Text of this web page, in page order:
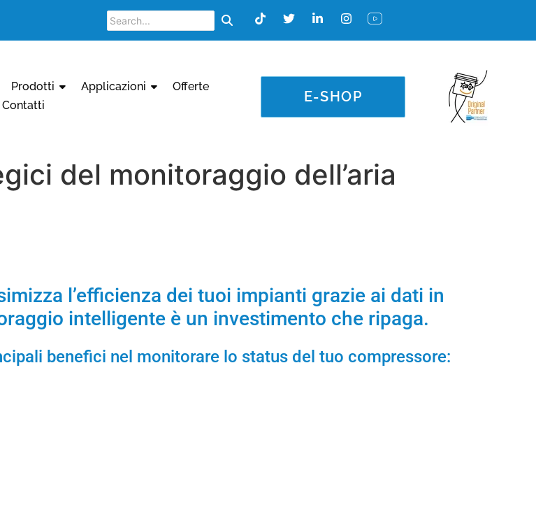
Prodotti Applicazioni
Offerte
Contatti
E-SHOP
del monitoraggio dell’aria
l’efficienza dei tuoi impianti grazie ai dati in
intelligente è un investimento che ripaga.
benefici nel monitorare lo status del tuo compressore: